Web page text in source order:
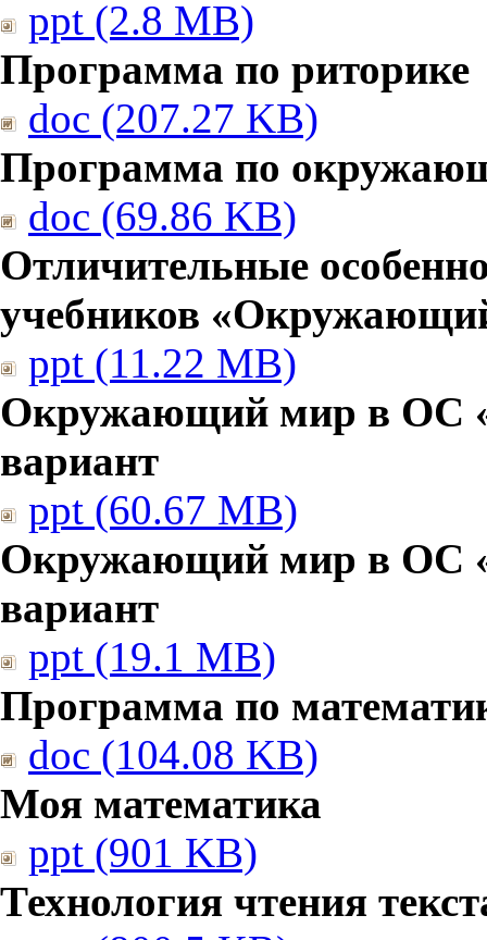
ppt (2.8 MB)
Программа по риторике
doc (207.27 KB)
Программа по
doc (69.86 KB)
Отличительные
учебников
ppt (11.22 MB)
Окружающий мир в ОС
вариант
ppt (60.67 MB)
Окружающий мир в ОС
вариант
ppt (19.1 MB)
Программа по
doc (104.08 KB)
Моя математика
ppt (901 KB)
Технология чтения